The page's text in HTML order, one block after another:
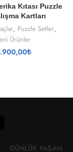
Kıtası Puzzle
Kartları
, Puzzle Setler,
Ürünler
₺
GÜNLÜK YAŞAM